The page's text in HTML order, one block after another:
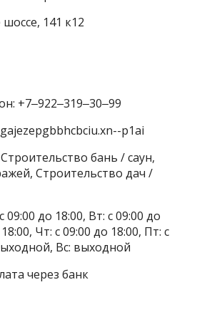
141 к12
+7‒922‒319‒30‒99
p1ai
бань / саун,
Строительство дач /
до 18:00, Вт: с 09:00 до
Чт: с 09:00 до 18:00, Пт: с
Вс: выходной
через банк